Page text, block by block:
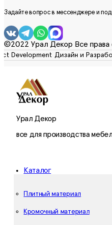
Задайте вопрос в мессенджере и
©2022 Урал Декор Все права
Урал Декор
все для производства
Каталог
Плитный материал
Кромочный материал